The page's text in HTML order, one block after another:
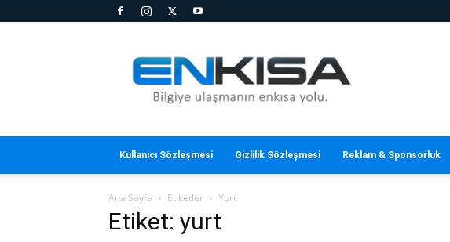
Kısa
Kullanıcı Sözleşmesi Gizlilik Sözleşmesi Reklam & Sponsorluk
Ana Sayfa Etiketler Yurt
Etiket: yurt